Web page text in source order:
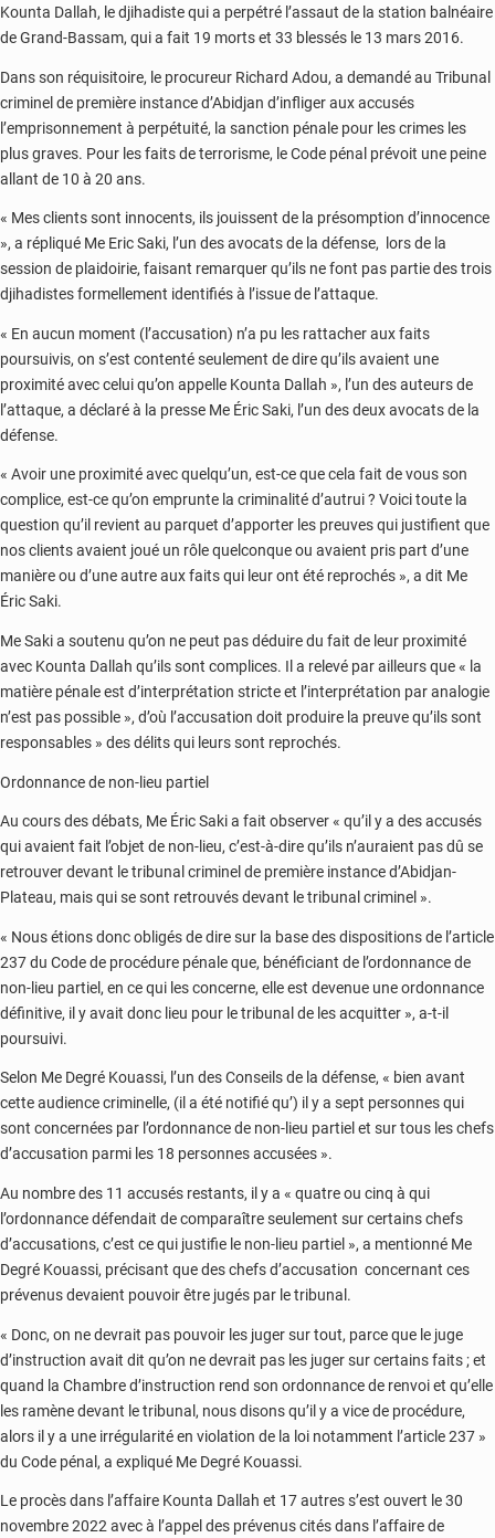
Kounta Dallah, le djihadiste qui a perpétré l’assaut de la station balnéaire
de Grand-Bassam, qui a fait 19 morts et 33 blessés le 13 mars 2016.
Dans son réquisitoire, le procureur Richard Adou, a demandé au Tribunal
criminel de première instance d’Abidjan d’infliger aux accusés
l’emprisonnement à perpétuité, la sanction pénale pour les crimes les
plus graves. Pour les faits de terrorisme, le Code pénal prévoit une peine
allant de 10 à 20 ans.
« Mes clients sont innocents, ils jouissent de la présomption d’innocence
», a répliqué Me Eric Saki, l’un des avocats de la défense, lors de la
session de plaidoirie, faisant remarquer qu’ils ne font pas partie des trois
djihadistes formellement identifiés à l’issue de l’attaque.
« En aucun moment (l’accusation) n’a pu les rattacher aux faits
poursuivis, on s’est contenté seulement de dire qu’ils avaient une
proximité avec celui qu’on appelle Kounta Dallah », l’un des auteurs de
l’attaque, a déclaré à la presse Me Éric Saki, l’un des deux avocats de la
défense.
« Avoir une proximité avec quelqu’un, est-ce que cela fait de vous son
complice, est-ce qu’on emprunte la criminalité d’autrui ? Voici toute la
question qu’il revient au parquet d’apporter les preuves qui justifient que
nos clients avaient joué un rôle quelconque ou avaient pris part d’une
manière ou d’une autre aux faits qui leur ont été reprochés », a dit Me
Éric Saki.
Me Saki a soutenu qu’on ne peut pas déduire du fait de leur proximité
avec Kounta Dallah qu’ils sont complices. Il a relevé par ailleurs que « la
matière pénale est d’interprétation stricte et l’interprétation par analogie
n’est pas possible », d’où l’accusation doit produire la preuve qu’ils sont
responsables » des délits qui leurs sont reprochés.
Ordonnance de non-lieu partiel
Au cours des débats, Me Éric Saki a fait observer « qu’il y a des accusés
qui avaient fait l’objet de non-lieu, c’est-à-dire qu’ils n’auraient pas dû se
retrouver devant le tribunal criminel de première instance d’Abidjan-
Plateau, mais qui se sont retrouvés devant le tribunal criminel ».
« Nous étions donc obligés de dire sur la base des dispositions de l’article
237 du Code de procédure pénale que, bénéficiant de l’ordonnance de
non-lieu partiel, en ce qui les concerne, elle est devenue une ordonnance
définitive, il y avait donc lieu pour le tribunal de les acquitter », a-t-il
poursuivi.
Selon Me Degré Kouassi, l’un des Conseils de la défense, « bien avant
cette audience criminelle, (il a été notifié qu’) il y a sept personnes qui
sont concernées par l’ordonnance de non-lieu partiel et sur tous les chefs
d’accusation parmi les 18 personnes accusées ».
Au nombre des 11 accusés restants, il y a « quatre ou cinq à qui
l’ordonnance défendait de comparaître seulement sur certains chefs
d’accusations, c’est ce qui justifie le non-lieu partiel », a mentionné Me
Degré Kouassi, précisant que des chefs d’accusation concernant ces
prévenus devaient pouvoir être jugés par le tribunal.
« Donc, on ne devrait pas pouvoir les juger sur tout, parce que le juge
d’instruction avait dit qu’on ne devrait pas les juger sur certains faits ; et
quand la Chambre d’instruction rend son ordonnance de renvoi et qu’elle
les ramène devant le tribunal, nous disons qu’il y a vice de procédure,
alors il y a une irrégularité en violation de la loi notamment l’article 237 »
du Code pénal, a expliqué Me Degré Kouassi.
Le procès dans l’affaire Kounta Dallah et 17 autres s’est ouvert le 30
novembre 2022 avec à l’appel des prévenus cités dans l’affaire de